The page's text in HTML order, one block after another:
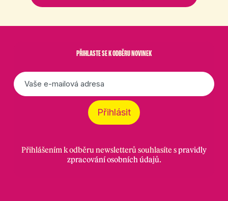
PŘIHLASTE SE K ODBĚRU NOVINEK
E-
mail
Přihlásit
Přihlášením k odběru newsletterů souhlasíte spravidly
zpracování osobních údajů.